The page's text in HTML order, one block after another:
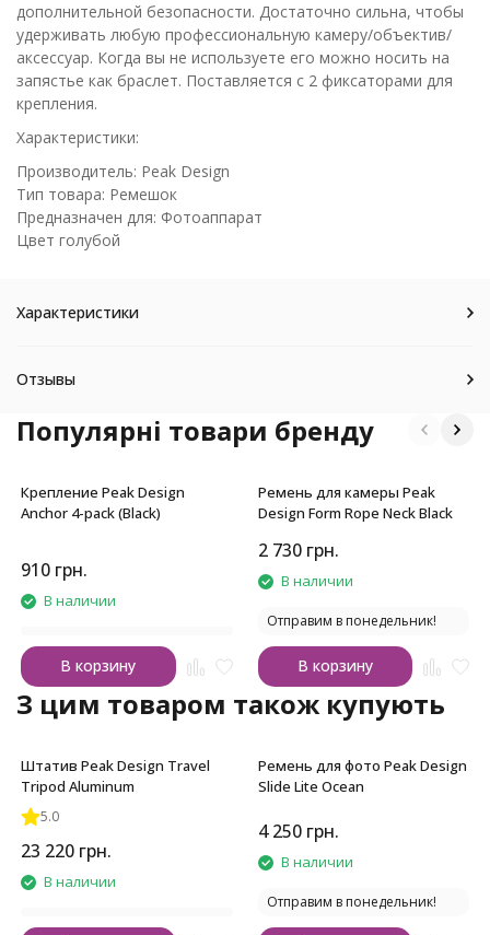
дополнительной безопасности. Достаточно сильна, чтобы
удерживать любую профессиональную камеру/объектив/
аксессуар. Когда вы не используете его можно носить на
запястье как браслет. Поставляется с 2 фиксаторами для
крепления.
Характеристики:
Производитель: Peak Design
Тип товара: Ремешок
Предназначен для: Фотоаппарат
Цвет голубой
Характеристики
Отзывы
Популярні товари бренду
Крепление Peak Design
Anchor 4-pack (Black)
910 грн.
В наличии
В корзину
Ремень для камеры Peak
Design Form Rope Neck Black
2 730 грн.
В наличии
Отправим в понедельник!
В корзину
З цим товаром також купують
Штатив Peak Design Travel
Tripod Aluminum
5.0
23 220 грн.
В наличии
Ремень для фото Peak Design
Slide Lite Ocean
4 250 грн.
В наличии
Отправим в понедельник!